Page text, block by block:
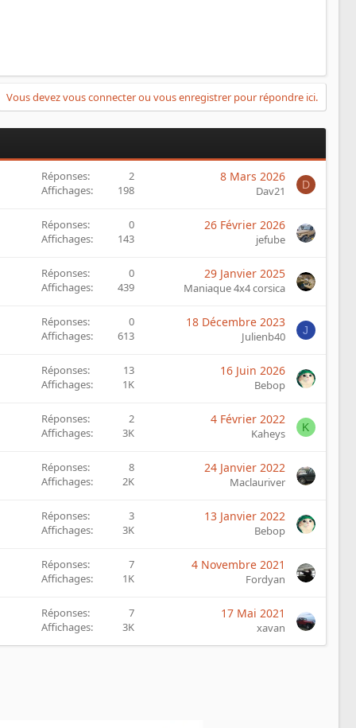
Vous devez vous connecter ou vous enregistrer pour répondre ici.
Réponses
2
Affichages
198
8 Mars 2026
Dav21 D
Réponses
0
Affichages
143
26 Février 2026
jefube
Réponses
0
Affichages
439
29 Janvier 2025
Maniaque 4x4 corsica
Réponses
0
Affichages
613
18 Décembre 2023
Julienb40 J
Réponses
13
Affichages
1K
16 Juin 2026
Bebop
Réponses
2
Affichages
3K
4 Février 2022
Kaheys K
Réponses
8
Affichages
2K
24 Janvier 2022
Maclauriver
Réponses
3
Affichages
3K
13 Janvier 2022
Bebop
Réponses
7
Affichages
1K
4 Novembre 2021
Fordyan
Réponses
7
Affichages
3K
17 Mai 2021
xavan